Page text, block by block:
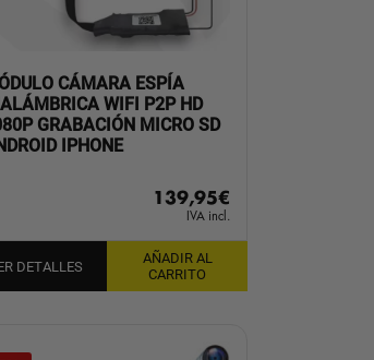
CÁMARA ESPÍA
WIFI P2P HD
GRABACIÓN MICRO SD
IPHONE
139,95€
IVA incl.
DETALLES
AÑADIR AL
CARRITO